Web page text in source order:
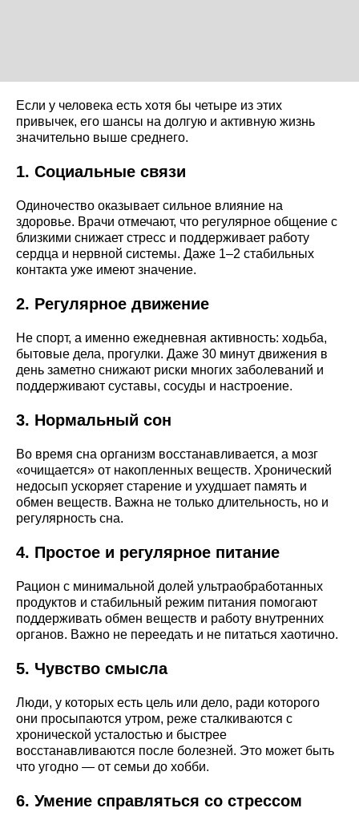
Если у человека есть хотя бы четыре из этих
привычек, его шансы на долгую и активную жизнь
значительно выше среднего.
1. Социальные связи
Одиночество оказывает сильное влияние на
здоровье. Врачи отмечают, что регулярное общение с
близкими снижает стресс и поддерживает работу
сердца и нервной системы. Даже 1–2 стабильных
контакта уже имеют значение.
2. Регулярное движение
Не спорт, а именно ежедневная активность: ходьба,
бытовые дела, прогулки. Даже 30 минут движения в
день заметно снижают риски многих заболеваний и
поддерживают суставы, сосуды и настроение.
3. Нормальный сон
Во время сна организм восстанавливается, а мозг
«очищается» от накопленных веществ. Хронический
недосып ускоряет старение и ухудшает память и
обмен веществ. Важна не только длительность, но и
регулярность сна.
4. Простое и регулярное питание
Рацион с минимальной долей ультраобработанных
продуктов и стабильный режим питания помогают
поддерживать обмен веществ и работу внутренних
органов. Важно не переедать и не питаться хаотично.
5. Чувство смысла
Люди, у которых есть цель или дело, ради которого
они просыпаются утром, реже сталкиваются с
хронической усталостью и быстрее
восстанавливаются после болезней. Это может быть
что угодно — от семьи до хобби.
6. Умение справляться со стрессом